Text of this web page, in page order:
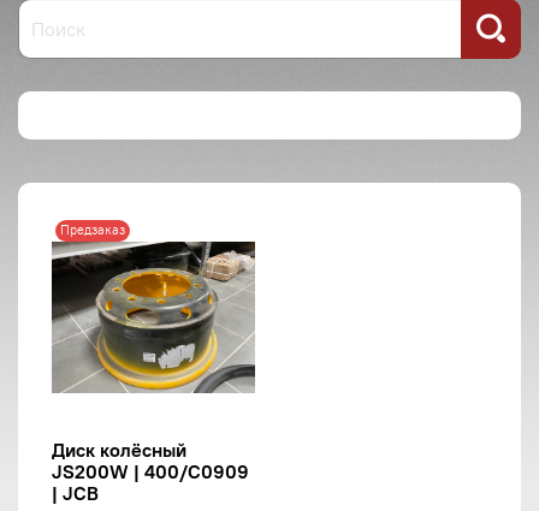
Предзаказ
Диск колёсный
JS200W | 400/C0909
| JCB